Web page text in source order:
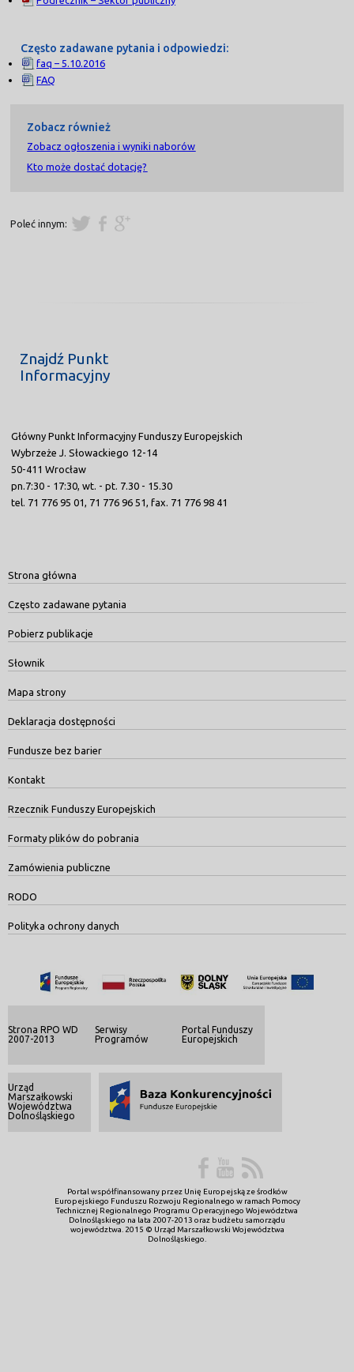
Często zadawane pytania i odpowiedzi:
faq – 5.10.2016
FAQ
Zobacz również
Zobacz ogłoszenia i wyniki naborów
Kto może dostać dotację?
Poleć innym:
Znajdź Punkt
Informacyjny
Główny Punkt Informacyjny Funduszy Europejskich
Wybrzeże J. Słowackiego 12-14
50-411 Wrocław
pn.7:30 - 17:30, wt. - pt. 7.30 - 15.30
tel. 71 776 95 01, 71 776 96 51, fax. 71 776 98 41
Strona główna
Często zadawane pytania
Pobierz publikacje
Słownik
Mapa strony
Deklaracja dostępności
Fundusze bez barier
Kontakt
Rzecznik Funduszy Europejskich
Formaty plików do pobrania
Zamówienia publiczne
RODO
Polityka ochrony danych
Strona RPO WD
2007-2013
Serwisy
Programów
Portal Funduszy
Europejskich
Urząd
Marszałkowski
Województwa
Dolnośląskiego
Portal współfinansowany przez Unię Europejską ze środków
Europejskiego Funduszu Rozwoju Regionalnego w ramach Pomocy
Technicznej Regionalnego Programu Operacyjnego Województwa
Dolnośląskiego na lata 2007-2013 oraz budżetu samorządu
województwa. 2015 © Urząd Marszałkowski Województwa
Dolnośląskiego.